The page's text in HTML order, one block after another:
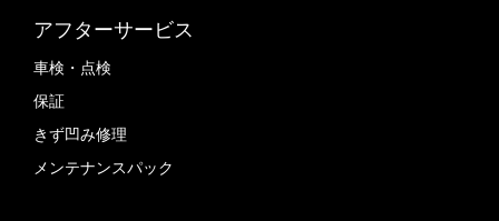
アフターサービス
車検・点検
保証
きず凹み修理
メンテナンスパック